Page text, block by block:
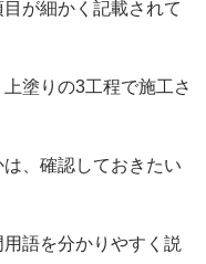
が細かく記載されて
塗りの3工程で施工さ
、確認しておきたい
語を分かりやすく説